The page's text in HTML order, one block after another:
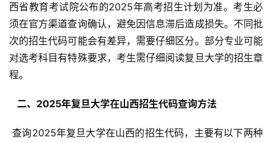
西省教育考试院公布的2025年高考招生计划为准。考生必
须在官方渠道查询确认，避免因信息滞后造成损失。不同批
次的招生代码可能会有差异，需要仔细区分。部分专业可能
对选考科目有特殊要求，考生需仔细阅读复旦大学的招生章
程。
  二、2025年复旦大学在山西招生代码查询方法
查询2025年复旦大学在山西的招生代码，主要有以下两种